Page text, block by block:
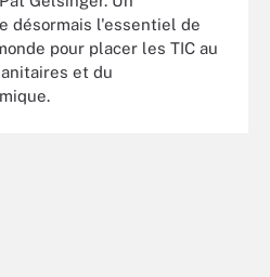
désormais l'essentiel de
pour placer les TIC au
et du